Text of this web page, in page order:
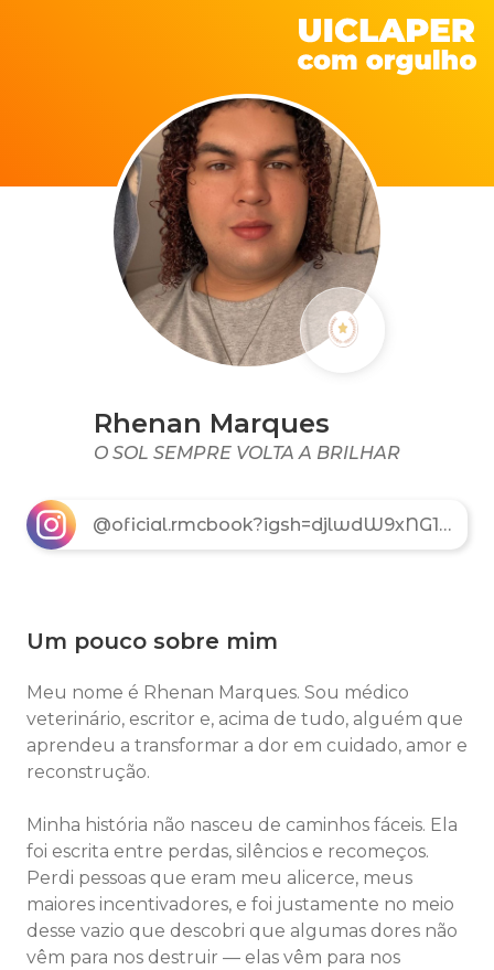
Rhenan Marques
O SOL SEMPRE VOLTA A BRILHAR
@oficial.rmcbook?igsh=djlwdW9xNG16ZnZ1&utm_source=qr
Um pouco sobre mim
Meu nome é Rhenan Marques. Sou médico
veterinário, escritor e, acima de tudo, alguém que
aprendeu a transformar a dor em cuidado, amor e
reconstrução.
Minha história não nasceu de caminhos fáceis. Ela
foi escrita entre perdas, silêncios e recomeços.
Perdi pessoas que eram meu alicerce, meus
maiores incentivadores, e foi justamente no meio
desse vazio que descobri que algumas dores não
vêm para nos destruir — elas vêm para nos